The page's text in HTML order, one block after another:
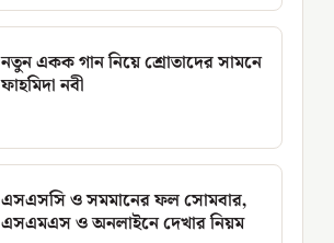
নতুন একক গান নিয়ে শ্রোতাদের সামনে
ফাহমিদা নবী
এসএসসি ও সমমানের ফল সোমবার,
এসএমএস ও অনলাইনে দেখার নিয়ম